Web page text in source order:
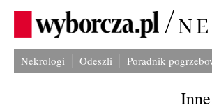
Nekrologi Odeszli Poradnik